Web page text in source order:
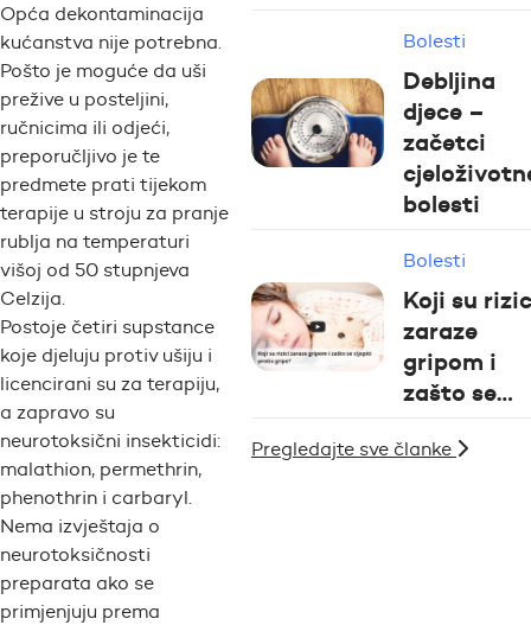
Opća dekontaminacija
kućanstva nije potrebna.
Pošto je moguće da uši
prežive u posteljini,
ručnicima ili odjeći,
preporučljivo je te
predmete prati tijekom
terapije u stroju za pranje
rublja na temperaturi
višoj od 50 stupnjeva
Celzija.
Postoje četiri supstance
koje djeluju protiv ušiju i
licencirani su za terapiju,
a zapravo su
neurotoksični insekticidi:
malathion, permethrin,
phenothrin i carbaryl.
Nema izvještaja o
neurotoksičnosti
preparata ako se
primjenjuju prema
Bolesti
Debljina
djece –
začetci
bolesti
Bolesti
Koji su
zaraze
gripom i
zašto se…
Pregledajte sve članke